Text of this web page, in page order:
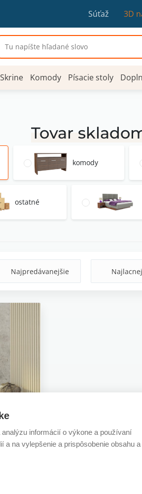
Súťaž 3D
Skrine Komody Písacie stoly
Tovar
komody
ostatné
Najpredávanejšie
informácií o výkone a používaní
na vylepšenie a prispôsobenie obsahu a